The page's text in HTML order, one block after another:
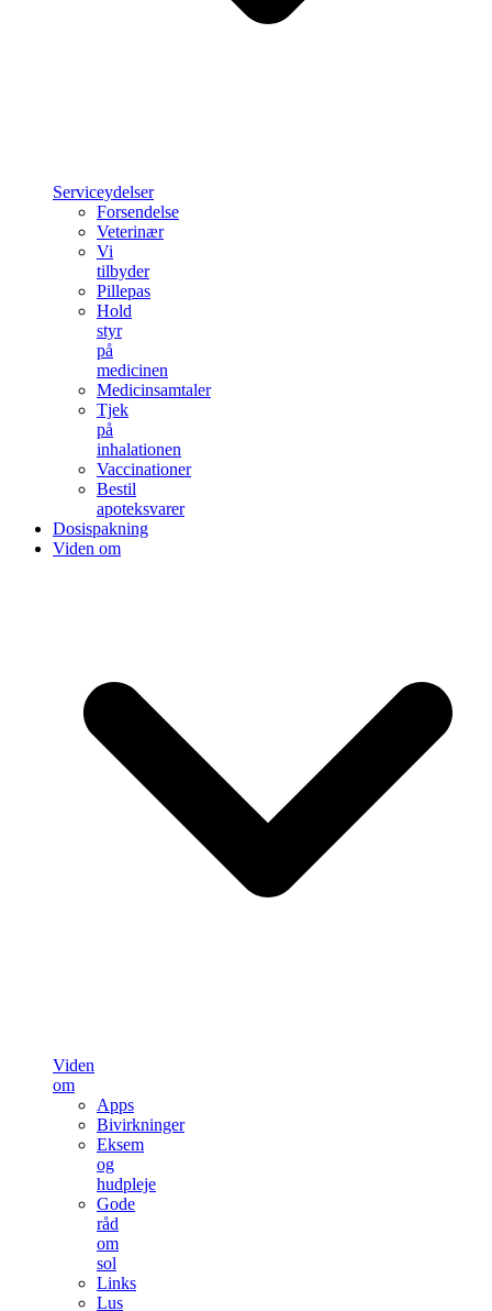
Serviceydelser
Forsendelse
Veterinær
Vi
tilbyder
Pillepas
Hold
styr
på
medicinen
Medicinsamtaler
Tjek
på
inhalationen
Vaccinationer
Bestil
apoteksvarer
Dosispakning
Viden om
Viden
om
Apps
Bivirkninger
Eksem
og
hudpleje
Gode
råd
om
sol
Links
Lus